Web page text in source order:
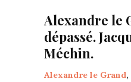
Alexandre le
dépassé.
Méchin.
Alexandre le Grand,